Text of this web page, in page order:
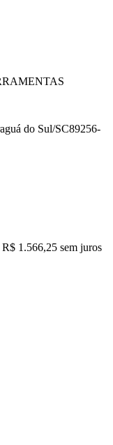
do Sul/SC89256-
R$ 1.566,25 sem juros